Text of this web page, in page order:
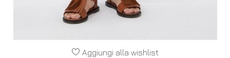
Aggiungi alla wishlist